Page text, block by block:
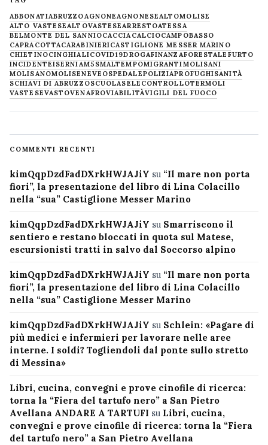
ABBONATIABRUZZOAGNONEAGNONESEALTOMOLISE
ALTO VASTESEALTOVASTESEARRESTOATESSA
BELMONTE DEL SANNIOCACCIACALCIOCAMPOBASSO
CAPRACOTTACARABINIERICASTIGLIONE MESSER MARINO
CHIETINOCINGHIALICOVID19DROGAFINANZAFORESTALE FURTO
INCIDENTEISERNIAM5SMALTEMPOMIGRANTIMOLISANI
MOLISANOMOLISENEVE OSPEDALEPOLIZIAPROFUGHISANITÀ
SCHIAVI DI ABRUZZOSCUOLASELECONTROLLOTERMOLI
VASTESEVASTOVENAFROVIABILITÀVIGILI DEL FUOCO
COMMENTI RECENTI
kimQqpDzdFadDXrkHWJAJiY su “Il mare non porta
fiori”, la presentazione del libro di Lina Colacillo
nella “sua” Castiglione Messer Marino
kimQqpDzdFadDXrkHWJAJiY su Smarriscono il
sentiero e restano bloccati in quota sul Matese,
escursionisti tratti in salvo dal Soccorso alpino
kimQqpDzdFadDXrkHWJAJiY su “Il mare non porta
fiori”, la presentazione del libro di Lina Colacillo
nella “sua” Castiglione Messer Marino
kimQqpDzdFadDXrkHWJAJiY su Schlein: «Pagare di
più medici e infermieri per lavorare nelle aree
interne. I soldi? Togliendoli dal ponte sullo stretto
di Messina»
Libri, cucina, convegni e prove cinofile di ricerca:
torna la “Fiera del tartufo nero” a San Pietro
Avellana ANDARE A TARTUFI su Libri, cucina,
convegni e prove cinofile di ricerca: torna la “Fiera
del tartufo nero” a San Pietro Avellana